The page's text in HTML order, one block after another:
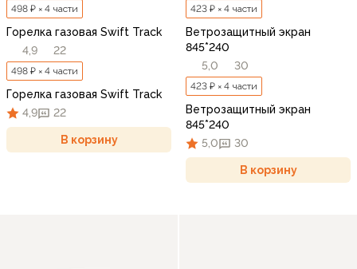
498 ₽ × 4 части
Горелка газовая Swift Track
4,9
22
498 ₽ × 4 части
Горелка газовая Swift Track
4,9
22
В корзину
423 ₽ × 4 части
Ветрозащитный экран
845*240
5,0
30
423 ₽ × 4 части
Ветрозащитный экран
845*240
5,0
30
В корзину